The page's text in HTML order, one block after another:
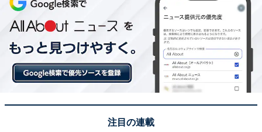
文系と理系の3位以下を比較すると、文系は「集英社」
（3.6％）や「講談社」（2.8％）などの出版社や、「ニ
トリ」（3.6%）、「JR東日本」（3.2％）といった企業
がランクイン。理系は「パナソニック」（5.2％）、「富
士フイルム」（3.2％）といったメーカーのほか、「味の
素」（5.2％）や「森永乳業」（3.6％）、「カルビー」
注目の連載